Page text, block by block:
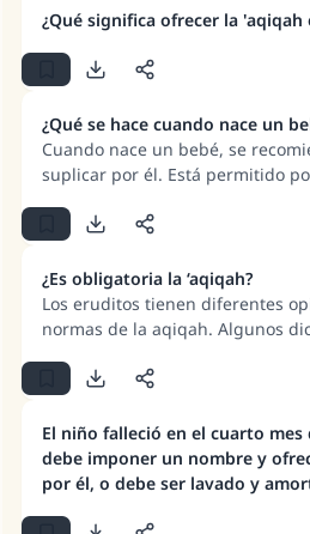
dar parte de cada una en
que coma una parte de cada una.
¿Qué significa ofrecer la 'aqiqah
¿Qué se hace cuando nace un
Cuando nace un bebé, se
suplicar por él. Está permitido
la aquiqah y pronunciar el
¿Es obligatoria la ‘aqiqah?
Los eruditos tienen diferentes
normas de la aqiqah. Algunos
confirmada. Esta última es la
aqiqah no es obligatoria para
menos para quien está
El niño falleció en el cuarto mes
debe imponer un nombre y
por él, o debe ser lavado y
La respuesta no.